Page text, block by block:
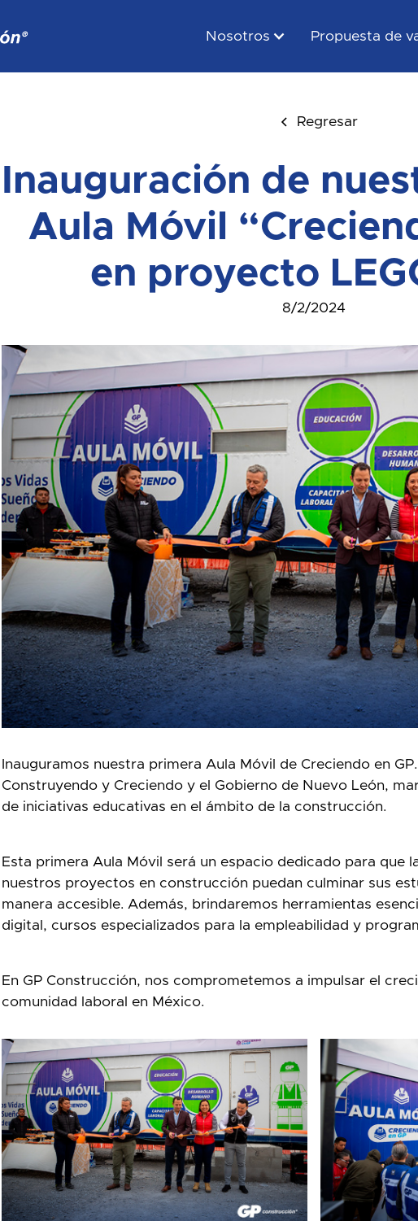
Nosotros Propuesta de
Regresar
Inauguración de
Aula Móvil
en proyecto
8/2/2024
Inauguramos nuestra primera Aula Móvil de Creciendo en
Construyendo y Creciendo y el Gobierno de Nuevo León,
de iniciativas educativas en el ámbito de la construcción.
Esta primera Aula Móvil será un espacio dedicado para que
nuestros proyectos en construcción puedan culminar sus
manera accesible. Además, brindaremos herramientas
digital, cursos especializados para la empleabilidad y
En GP Construcción, nos comprometemos a impulsar el
comunidad laboral en México.